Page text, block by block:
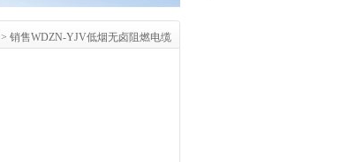
> 销售WDZN-YJV低烟无卤阻燃电缆